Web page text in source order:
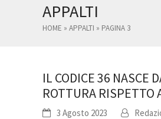
APPALTI
HOME » APPALTI » PAGINA 3
IL CODICE 36 NASCE
ROTTURA RISPETTO
3 Agosto 2023